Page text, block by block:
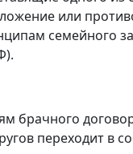
или
семейного
брачного
переходит в